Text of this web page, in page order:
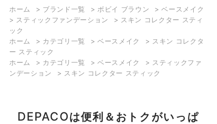
ショップスタッフ・ブランド担当者のおすす
めをご紹介
ホーム > ブランド一覧 > ボビイ ブラウン >ベースメイク
> スティックファンデーション > スキン コレクター スティ
ック
ホーム
> カテゴリ一覧 >ベースメイク > スキン コレクタ
ー スティック
ホーム
> カテゴリ一覧 >ベースメイク > スティックファ
ンデーション
> スキン コレクター スティック
DEPACOは便利＆おトクがいっぱ